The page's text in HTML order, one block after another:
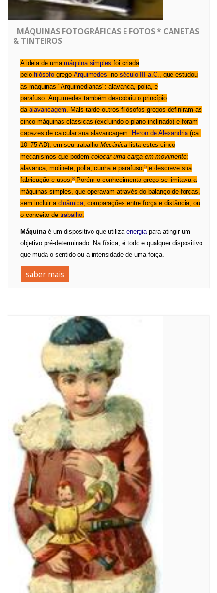
MÁQUINAS FOTOGRÁFICAS E FOTOS * CANETAS
& TINTEIROS
A ideia de uma máquina simples foi criada
pelo filósofo grego Arquimedes, no século III a.C., que estudou
as máquinas "Arquimedianas": alavanca, polia, e
parafuso. Arquimedes também descobriu o princípio
da alavancagem. Mais tarde outros filósofos gregos definiram as
cinco máquinas clássicas (excluindo o plano inclinado) e foram
capazes de calcular sua alavancagem. Heron de Alexandria (ca.
10–75 AD), em seu trabalho Mecânica lista estes cinco
mecanismos que podem colocar uma carga em movimento:
alavanca, molinete, polia, cunha e parafuso,5 e descreve sua
fabricação e usos.8 Porém o conhecimento grego se limitava a
máquinas simples, que operavam através do balanço de forças,
sem incluir a dinâmica, comparações entre força e distância, ou
o conceito de trabalho.
Máquinaé um dispositivo que utiliza energiapara atingir um
objetivo pré-determinado. Na física, é todo e qualquer dispositivo
que muda o sentido ou a intensidade de uma força.
saber mais